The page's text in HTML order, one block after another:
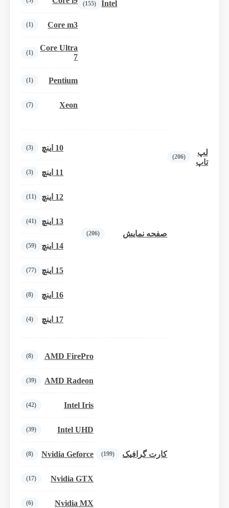
لپ
تاپ
(206)
Intel
(155)
Core m3
(1)
Core Ultra
7
(1)
Pentium
(1)
Xeon
(7)
صفحه نمایش (206)
10 اینچ (3)
11 اینچ (3)
12 اینچ (11)
13 اینچ (41)
14 اینچ (59)
15 اینچ (77)
16 اینچ (8)
17 اینچ (4)
کارت گرافیک (199)
AMD FirePro
(8)
AMD Radeon
(39)
Intel Iris
(42)
Intel UHD
(39)
Nvidia Geforce
(8)
Nvidia GTX
(17)
Nvidia MX
(6)